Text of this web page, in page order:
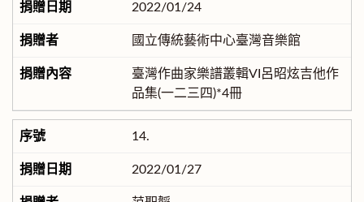
2022/01/24
國立傳統藝術中心臺灣音樂館
臺灣作曲家樂譜叢輯VI呂昭炫吉他作
品集(一二三四)*4冊
14.
2022/01/27